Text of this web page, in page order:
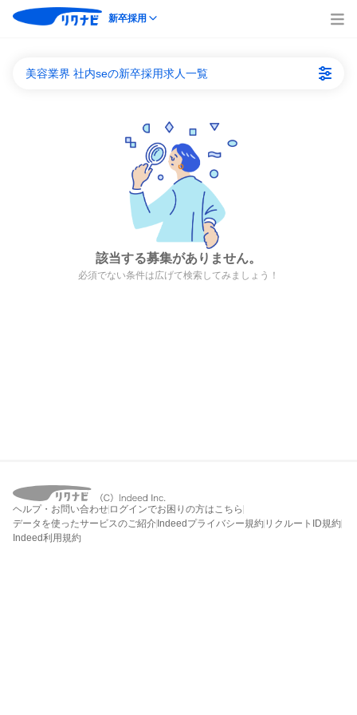
新卒採用
美容業界 社内seの新卒採用求人一覧
該当する募集がありません。
必須でない条件は広げて検索してみましょう！
ヘルプ・お問い合わせ ログインでお困りの方はこちら
データを使ったサービスのご紹介 Indeedプライバシー規約 リクルートID規約
Indeed利用規約